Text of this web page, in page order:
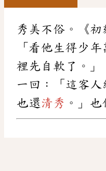
秀美不俗。《初
「看他生得少年
裡先自軟了。」
一回：「這客人
也還清秀 。」